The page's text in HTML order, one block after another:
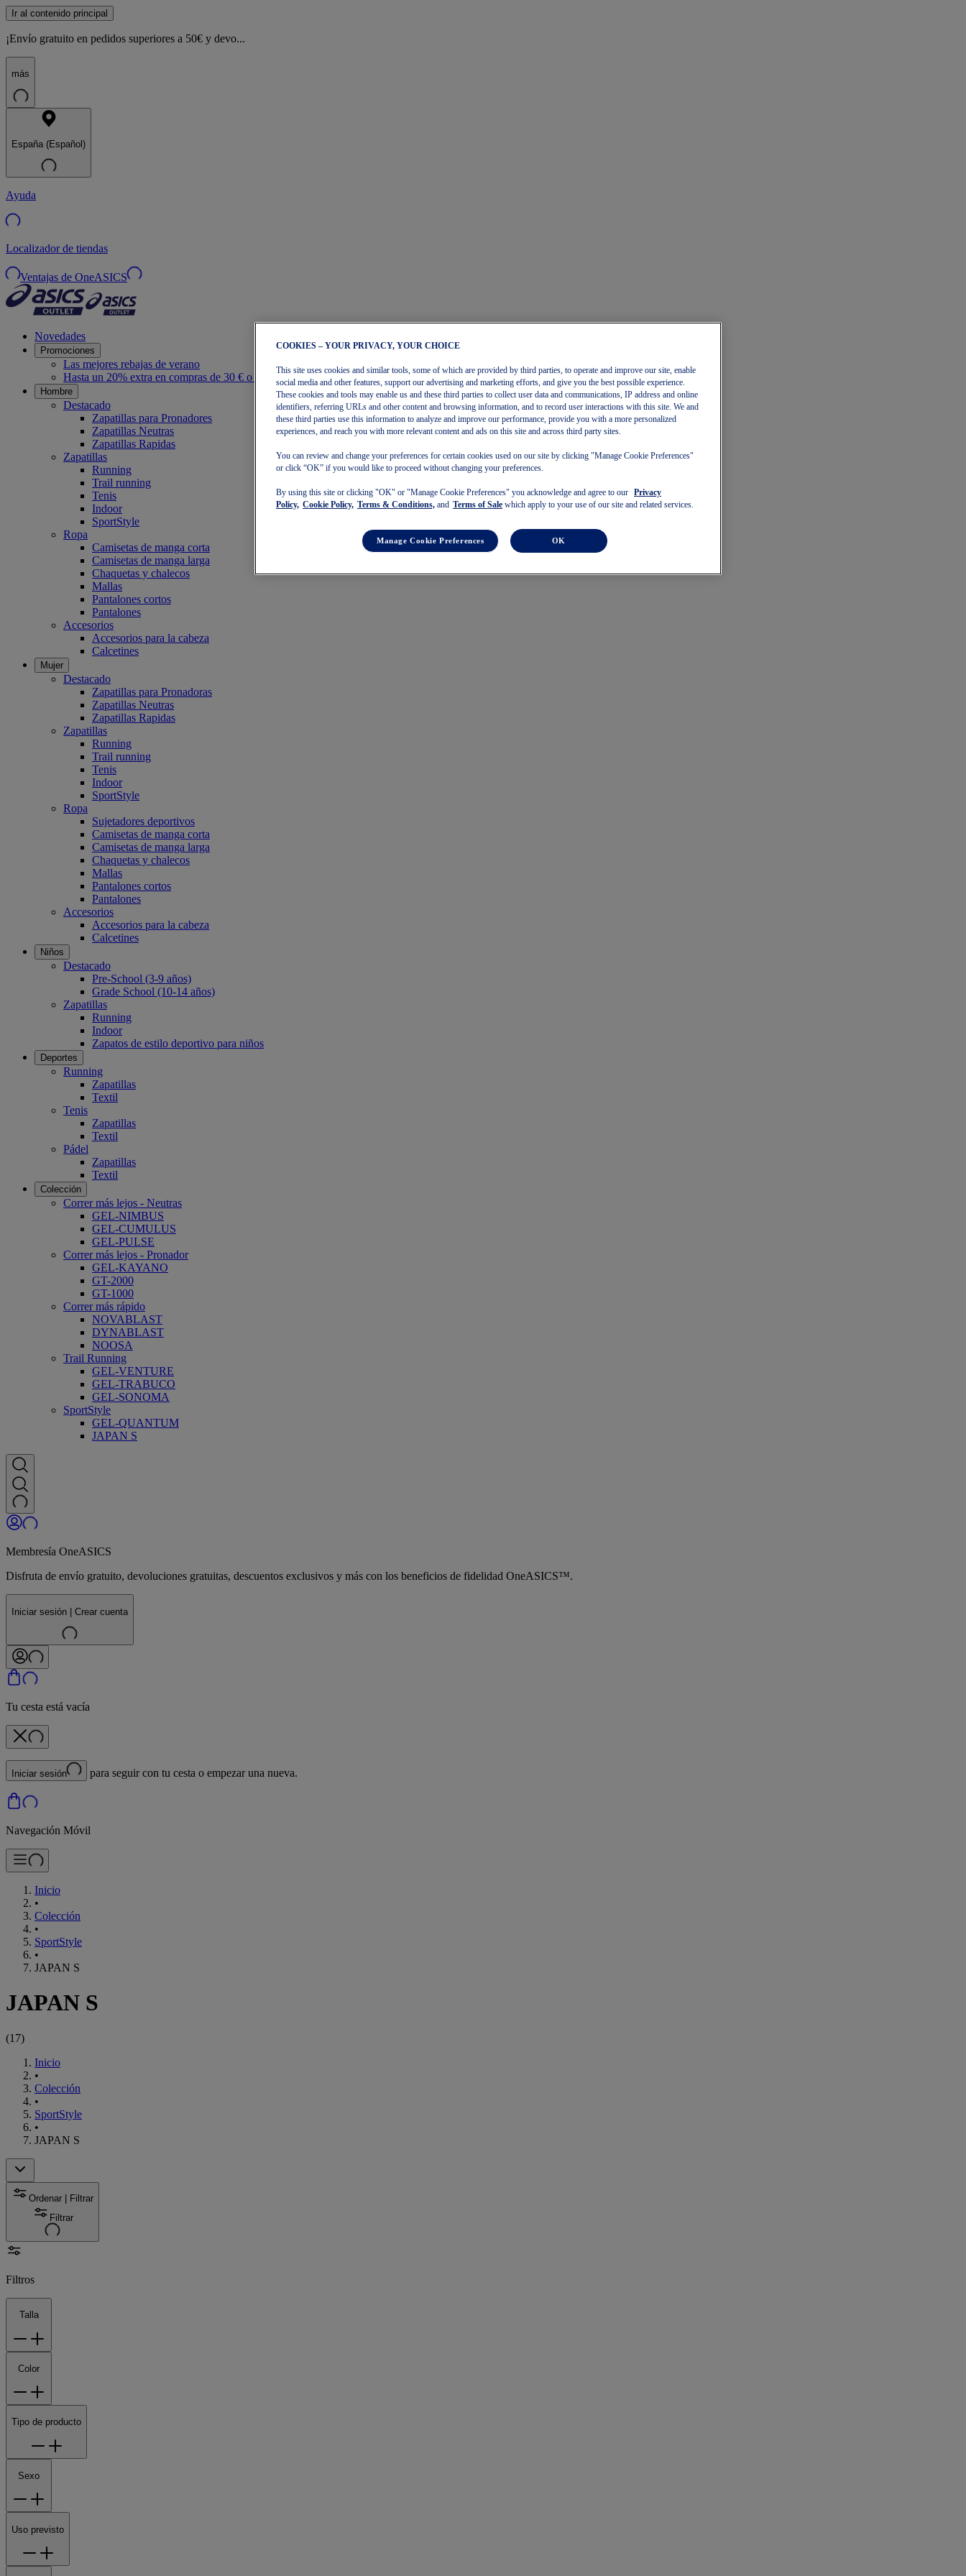
Ir al contenido principal
¡Envío gratuito en pedidos superiores a 50€ y devo...
más
España (Español)
Ayuda
Localizador de tiendas
Ventajas de OneASICS
Novedades
Promociones
Las mejores rebajas de verano
Hasta un 20% extra en compras de 30 € o más
Hombre
Destacado
Zapatillas para Pronadores
Zapatillas Neutras
Zapatillas Rapidas
Zapatillas
Running
Trail running
Tenis
Indoor
SportStyle
Ropa
Camisetas de manga corta
Camisetas de manga larga
Chaquetas y chalecos
Mallas
Pantalones cortos
Pantalones
Accesorios
Accesorios para la cabeza
Calcetines
Mujer
Destacado
Zapatillas para Pronadoras
Zapatillas Neutras
Zapatillas Rapidas
Zapatillas
Running
Trail running
Tenis
Indoor
SportStyle
Ropa
Sujetadores deportivos
Camisetas de manga corta
Camisetas de manga larga
Chaquetas y chalecos
Mallas
Pantalones cortos
Pantalones
Accesorios
Accesorios para la cabeza
Calcetines
Niños
Destacado
Pre-School (3-9 años)
Grade School (10-14 años)
Zapatillas
Running
Indoor
Zapatos de estilo deportivo para niños
Deportes
Running
Zapatillas
Textil
Tenis
Zapatillas
Textil
Pádel
Zapatillas
Textil
Colección
Correr más lejos - Neutras
GEL-NIMBUS
GEL-CUMULUS
GEL-PULSE
Correr más lejos - Pronador
GEL-KAYANO
GT-2000
GT-1000
Correr más rápido
NOVABLAST
DYNABLAST
NOOSA
Trail Running
GEL-VENTURE
GEL-TRABUCO
GEL-SONOMA
SportStyle
GEL-QUANTUM
JAPAN S
Membresía OneASICS
Disfruta de envío gratuito, devoluciones gratuitas, descuentos exclusivos y más con los beneficios de fidelidad OneASICS™.
Iniciar sesión | Crear cuenta
Tu cesta está vacía
Iniciar sesión para seguir con tu cesta o empezar una nueva.
Navegación Móvil
Inicio
•
Colección
•
SportStyle
•
JAPAN S
JAPAN S
(17)
Inicio
•
Colección
•
SportStyle
•
JAPAN S
Ordenar | Filtrar
Filtrar
Filtros
Talla
Color
Tipo de producto
Sexo
Uso previsto
COOKIES – YOUR PRIVACY, YOUR CHOICE
This site uses cookies and similar tools, some of which are provided by third parties, to operate and improve our site, enable
social media and other features, support our advertising and marketing efforts, and give you the best possible experience.
These cookies and tools may enable us and these third parties to collect user data and communications, IP address and online
identifiers, referring URLs and other content and browsing information, and to record user interactions with this site. We and
these third parties use this information to analyze and improve our performance, provide you with a more personalized
experiences, and reach you with more relevant content and ads on this site and across third party sites.
You can review and change your preferences for certain cookies used on our site by clicking "Manage Cookie Preferences"
or click “OK” if you would like to proceed without changing your preferences.
By using this site or clicking "OK" or "Manage Cookie Preferences" you acknowledge and agree to our
Privacy
Policy, Cookie Policy, Terms & Conditions, and Terms of Sale which apply to your use of our site and related services.
Manage Cookie Preferences OK